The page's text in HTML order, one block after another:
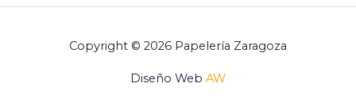
Copyright © 2026 Papelería Zaragoza
Diseño Web AW